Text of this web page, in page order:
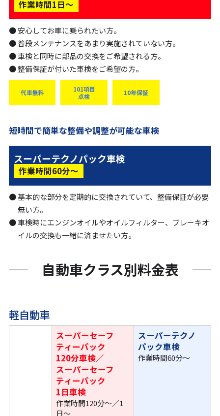
作業時間1日〜
安心してお車に乗られたい方。
普段メンテナンスをあまり実施されていない方。
車検と同時に部品の交換をご希望される方。
整備保証が付いた車検をご希望の方。
代車無料
101項目
点検
10年保証
短時間で簡単な整備や調整が可能な車検
スーパーテクノパック車検
作業時間60分〜
基本的な部分を定期的に交換されていて、整備保証が必要
無い方。
車検時にエンジンオイルやオイルフィルター、ブレーキオ
イルの交換も一緒に済ませたい方。
自動車クラス別料金表
軽自動車
スーパーセーフ
ティーパック
120分車検／
スーパーセーフ
ティーパック
1日車検
作業時間120分〜／1
日〜
スーパーテクノ
パック車検
作業時間60分〜